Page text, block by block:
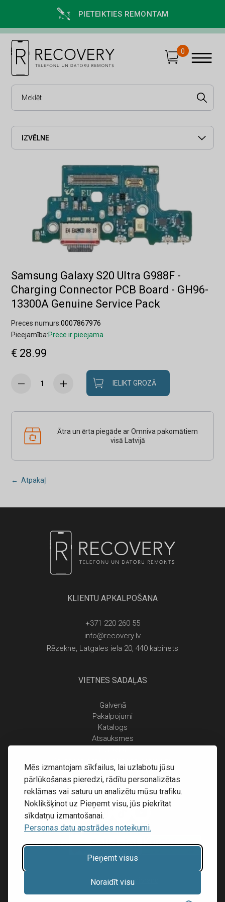
Mēs izmantojam sīkfailus, lai uzlabotu jūsu
pārlūkošanas pieredzi, rādītu personalizētas
reklāmas vai saturu un analizētu mūsu trafiku.
Noklikšķinot uz Pieņemt visu, jūs piekrītat
sīkdatņu izmantošanai.
Personas datu apstrādes noteikumi.
Pieņemt visus
Noraidīt visu
PIETEIKTIES REMONTAM
0
IZVĒLNE
Samsung Galaxy S20 Ultra G988F -
Charging Connector PCB Board - GH96-
13300A Genuine Service Pack
Preces numurs:0007867976
Pieejamība:Prece ir pieejama
€ 28.99
IELIKT GROZĀ
Ātra un ērta piegāde ar Omniva pakomātiem
visā Latvijā
← Atpakaļ
KLIENTU APKALPOŠANA
+371 220 260 55
info@recovery.lv
Rēzekne, Latgales iela 20, 440 kabinets
VIETNES SADAĻAS
Galvenā
Pakalpojumi
Katalogs
Atsauksmes
Piegāde un apmaksa
Atgriešanas noteikumi
Mājas lapu izstrāde:Inibrand